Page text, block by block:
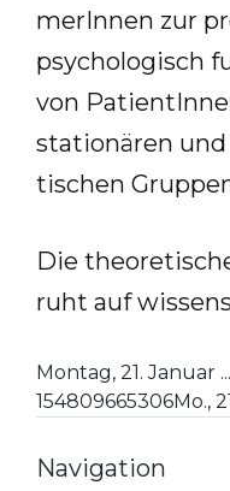
me­rIn­nen zur
psy­cho­lo­gisch
von
sta­tio­nä­ren
ti­schen
Die
ruht auf
Montag, 21. Januar
154809665306Mo.,
Navigation